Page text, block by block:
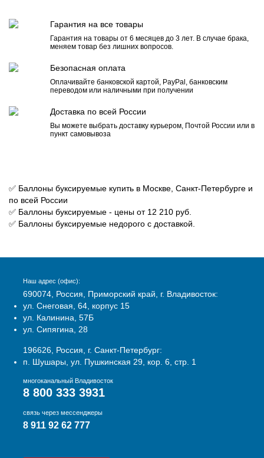
Гарантия на все товары
Гарантия на товары от 6 месяцев до 3 лет. В случае брака,
меняем товар без лишних вопросов.
Безопасная оплата
Оплачивайте банковской картой, PayPal, банковским
переводом или наличными при получении
Доставка по всей России
Вы можете выбрать доставку курьером, Почтой России или в
пункт самовывоза
✅ Баллоны буксируемые купить в Москве, Санкт-Петербурге и
по всей России
✅ Баллоны буксируемые - цены от 12 210 руб.
✅ Баллоны буксируемые недорого с доставкой.
Наш адрес (офис):
690074, Россия, Приморский край, г. Владивосток:
ул. Снеговая, 64, корпус 15
ул. Калинина, 57Б
ул. Сипягина, 28
196626, Россия, г. Санкт-Петербург:
п. Шушары, ул. Пушкинская 29, кор. 6, стр. 1
многоканальный Владивосток
8 800 333 3931
связь через мессенджеры
8 911 92 62 777